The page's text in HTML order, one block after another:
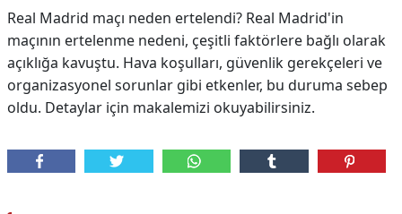
Real Madrid maçı neden ertelendi? Real Madrid'in
maçının ertelenme nedeni, çeşitli faktörlere bağlı olarak
açıklığa kavuştu. Hava koşulları, güvenlik gerekçeleri ve
organizasyonel sorunlar gibi etkenler, bu duruma sebep
oldu. Detaylar için makalemizi okuyabilirsiniz.